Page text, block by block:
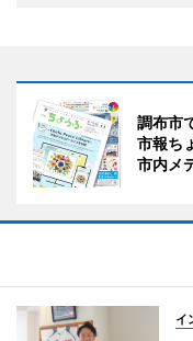
調布市
市報ち
市内メ
イ